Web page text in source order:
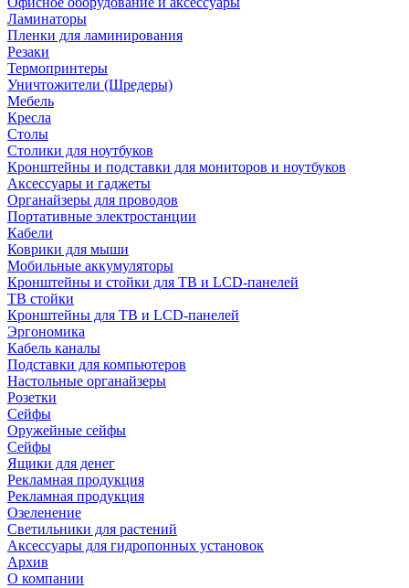
Ламинаторы
Пленки для ламинирования
Резаки
Термопринтеры
Уничтожители (Шредеры)
Мебель
Кресла
Столы
Столики для ноутбуков
Кронштейны и подставки для мониторов и ноутбуков
Аксессуары и гаджеты
Органайзеры для проводов
Портативные электростанции
Кабели
Коврики для мыши
Мобильные аккумуляторы
Кронштейны и стойки для ТВ и LCD-панелей
ТВ стойки
Кронштейны для ТВ и LCD-панелей
Эргономика
Кабель каналы
Подставки для компьютеров
Настольные органайзеры
Розетки
Сейфы
Оружейные сейфы
Сейфы
Ящики для денег
Рекламная продукция
Рекламная продукция
Озеленение
Светильники для растений
Аксессуары для гидропонных установок
Архив
О компании